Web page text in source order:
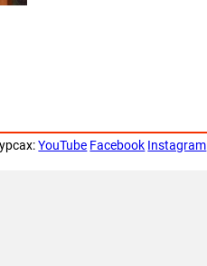
YouTube Facebook Instagram